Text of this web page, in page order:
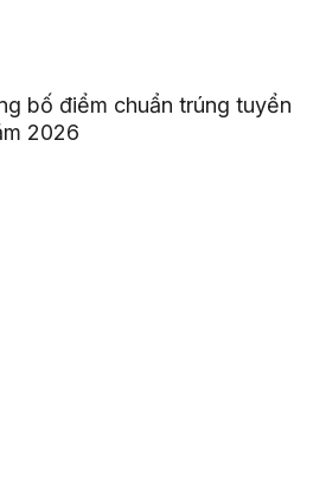
bố điểm chuẩn trúng tuyển
2026